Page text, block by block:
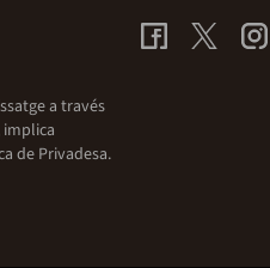
a través
de Privadesa.